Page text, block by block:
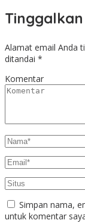
Alamat email Anda
ditandai *
Komentar
Simpan nama,
untuk komentar